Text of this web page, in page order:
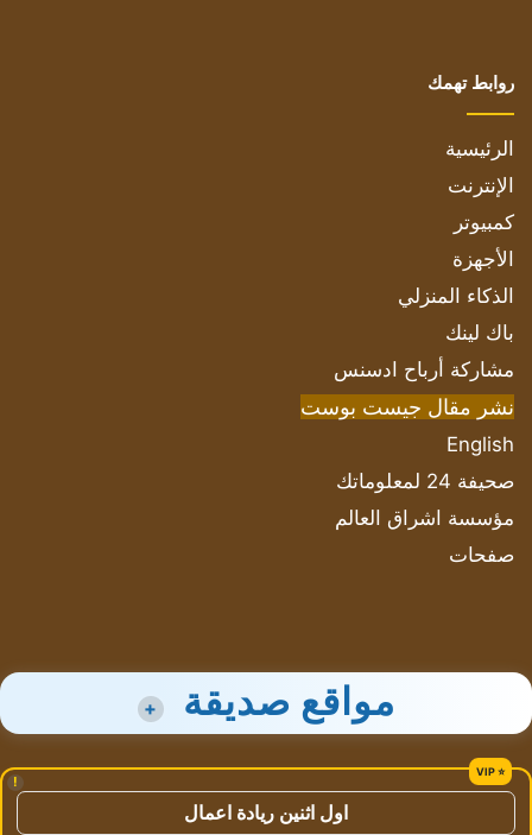
روابط تهمك
الرئيسية
الإنترنت
كمبيوتر
الأجهزة
الذكاء المنزلي
باك لينك
مشاركة أرباح ادسنس
نشر مقال جيست بوست
English
صحيفة 24 لمعلوماتك
مؤسسة اشراق العالم
صفحات
مواقع صديقة +
!
اول اثنين ريادة اعمال